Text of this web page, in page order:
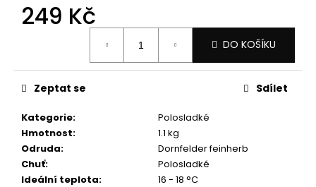
249 Kč
DO KOŠÍKU
Kategorie:
Polosladké
Hmotnost:
1.1 kg
Odruda:
Dornfelder feinherb
Chuť:
Polosladké
Ideální teplota:
16 - 18 °C
Zeptat se Sdílet
o
č
u
e
m
e